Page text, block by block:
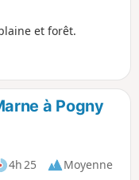
et forêt.
à Pogny
4h 25
Moyenne